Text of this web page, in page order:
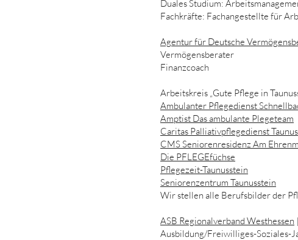
Duales Studium:
Fachkräfte: Fachangestellte für
Agentur für Deutsche
Vermögensberater
Finanzcoach
Arbeitskreis „Gute Pflege in
Ambulanter Pflegedienst
Amptist Das ambulante Plegeteam
Caritas Palliativpflegedienst
CMS Seniorenresidenz Am
Die PFLEGEfüchse
Pflegezeit-Taunusstein
Seniorenzentrum Taunusstein
Wir stellen alle Berufsbilder der
ASB Regionalverband Westhessen
Ausbildung/Freiwilliges-Soziales-